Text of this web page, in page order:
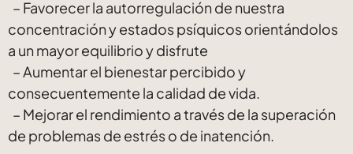
– Favorecer la autorregulación de nuestra
concentración y estados psíquicos orientándolos
a un mayor equilibrio y disfrute
– Aumentar el bienestar percibido y
consecuentemente la calidad de vida.
– Mejorar el rendimiento a través de la superación
de problemas de estrés o de inatención.